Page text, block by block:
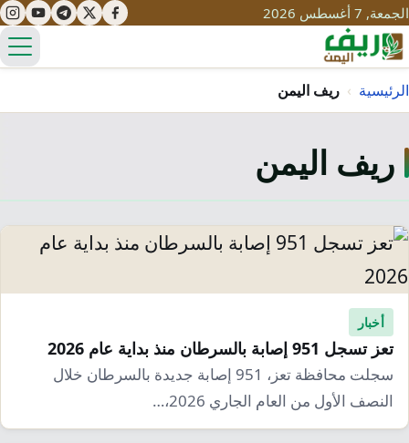
الجمعة, 7 أغسطس 2026
تعليم
صحة
مياه
قصص نجاح
مبادرات
سياحة
تراث
ثقافة
التغير المناخي
محميات
التلوث
تحديات
حلول
إرشاد زراعي
نساء
انفوجرافيك
الرئيسية › ريف اليمن
ريف اليمن
أخبار
تعز تسجل 951 إصابة بالسرطان منذ بداية عام 2026
سجلت محافظة تعز، 951 إصابة جديدة بالسرطان خلال
النصف الأول من العام الجاري 2026،…